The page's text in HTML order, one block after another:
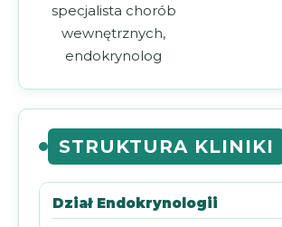
specjalista chorób
wewnętrznych,
endokrynolog
STRUKTURA KLINIKI
Dział Endokrynologii